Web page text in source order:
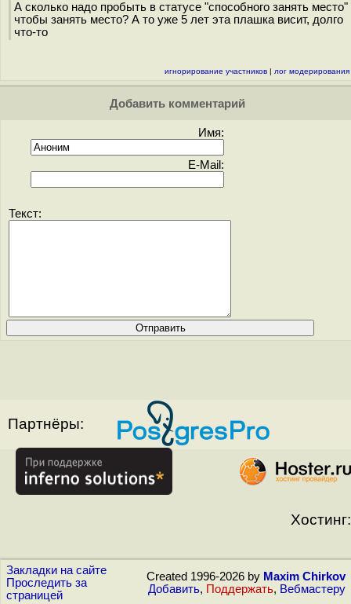
А сколько надо пробыть в статусе "способного занять место"
чтобы занять место? А то уже 5 лет эта плашка висит, долго
что-то
игнорирование участников | лог модерирования
Добавить комментарий
Имя:
E-Mail:
Текст:
Партнёры:
Хостинг:
Закладки на сайте
Проследить за
страницей
Created 1996-2026 by Maxim Chirkov
Добавить, Поддержать, Вебмастеру